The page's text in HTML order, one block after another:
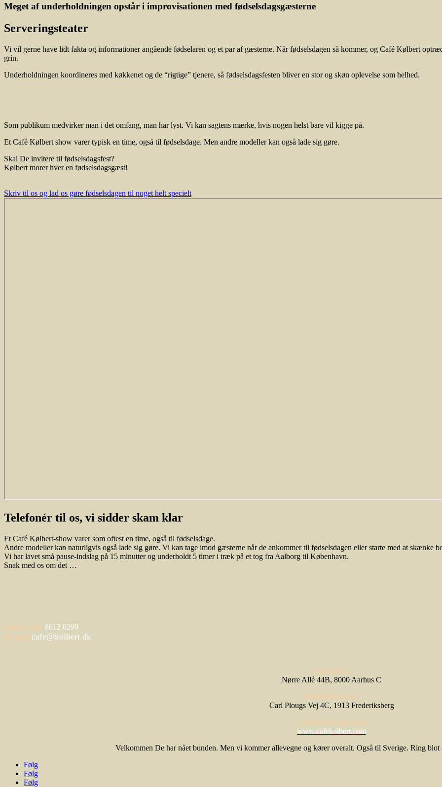
Meget af underholdningen opstår i improvisationen med fødselsdagsgæsterne
Serveringsteater
Vi vil gerne have lidt fakta og informationer angående fødselaren og et par af gæsterne. Når fødselsdagen så kommer, og Café Kølbert
grin.
Underholdningen koordineres med køkkenet og de “rigtige” tjenere, så fødselsdagsfesten bliver en stor og skøn oplevelse som helhed.
Som publikum medvirker man i det omfang, man har lyst. Vi kan sagtens mærke, hvis nogen helst bare vil kigge på.
Et Café Kølbert show varer typisk en time, også til fødselsdage. Men andre modeller kan også lade sig gøre.
Skal De invitere til fødselsdagsfest?
Kølbert morer hver en fødselsdagsgæst!
Skriv til os og lad os gøre fødselsdagen til noget helt specielt
Telefonér til os, vi sidder skam klar
Et Café Kølbert-show varer som oftest en time, også til fødselsdage.
Andre modeller kan naturligvis også lade sig gøre. Vi kan tage imod gæsterne når de ankommer til fødselsdagen eller starte med at skænke
Vi har lavet små pause-indslag på 15 minutter og underholdt 5 timer i træk på et tog fra Aalborg til København.
Snak med os om det …
Telefonvagt 8612 0299
El-post cafe@kolbert.dk
AARHUS:
Nørre Allé 44B, 8000 Aarhus C
KØBENHAVN:
Carl Plougs Vej 4C, 1913 Frederiksberg
LONDON & BERLIN:
www.cafekolbert.com
Velkommen De har nået bunden. Men vi kommer allevegne og kører overalt. Også til Sverige. Ring
Følg
Følg
Følg